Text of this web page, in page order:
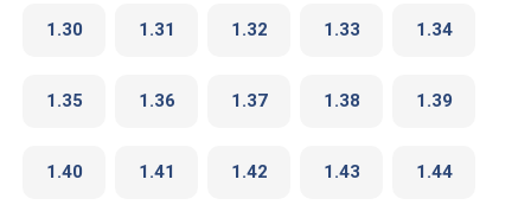
1.30 1.31 1.32 1.33 1.34
1.35 1.36 1.37 1.38 1.39
1.40 1.41 1.42 1.43 1.44